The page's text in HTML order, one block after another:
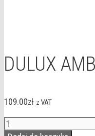
DULUX
109.00zł z VAT
ilość